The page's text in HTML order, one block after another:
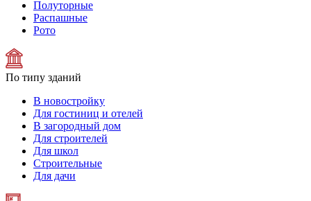
Полуторные
Распашные
Рото
По типу зданий
В новостройку
Для гостиниц и отелей
В загородный дом
Для строителей
Для школ
Строительные
Для дачи